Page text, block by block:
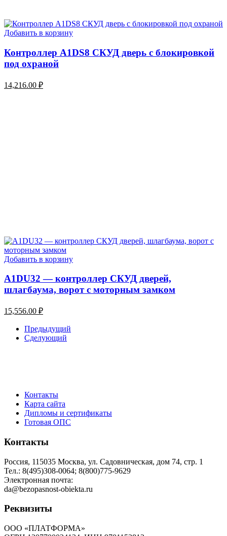
Добавить в корзину
Контроллер A1DS8 СКУД дверь с блокировкой
под охраной
14,216.00 ₽
Добавить в корзину
A1DU32 — контроллер СКУД дверей,
шлагбаума, ворот с моторным замком
15,556.00 ₽
Предыдущий
Сделующий
Контакты
Карта сайта
Дипломы и сертификаты
Готовая ОПС
Контакты
Россия, 115035 Москва, ул. Садовническая, дом 74, стр. 1
Тел.: 8(495)308-0064; 8(800)775-9629
Электронная почта:
da@bezopasnost-obiekta.ru
Реквизиты
ООО «ПЛАТФОРМА»